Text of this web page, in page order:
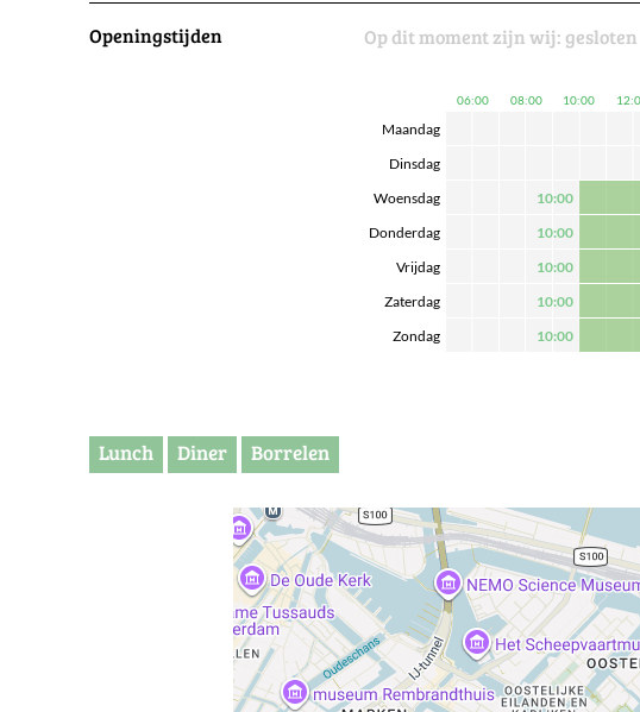
Openingstijden Op dit moment zijn wij: gesloten
06:00 08:00 10:00
Maandag
Dinsdag
Woensdag
10:00
Donderdag
10:00
Vrijdag
10:00
Zaterdag
10:00
Zondag
10:00
Lunch Diner Borrelen